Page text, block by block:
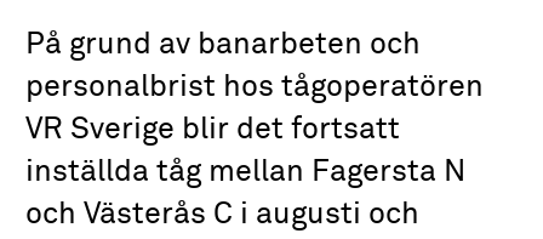
På grund av banarbeten och
personalbrist hos tågoperatören
VR Sverige blir det fortsatt
inställda tåg mellan Fagersta N
och Västerås C i augusti och